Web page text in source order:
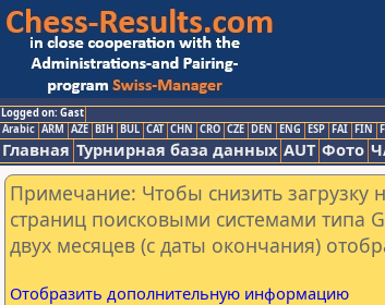
Logged on: Gast
Arabic ARM AZE BIH BUL CAT CHN CRO CZE DEN ENG ESP FAI FIN
Главная Турнирная база данных AUT Фото
Примечание: Чтобы снизить загрузку
страниц поисковыми системами типа
двух месяцев (с даты окончания)
Отобразить дополнительную информацию